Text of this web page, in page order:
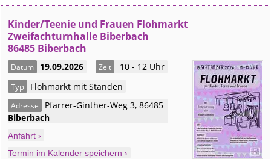
Kinder/Teenie und Frauen Flohmarkt
Zweifachturnhalle Biberbach
86485 Biberbach
Datum 19.09.2026 Zeit 10 - 12 Uhr
Typ Flohmarkt mit Ständen
Adresse Pfarrer-Ginther-Weg 3,86485
Biberbach
Anfahrt ›
Termin im Kalender speichern ›